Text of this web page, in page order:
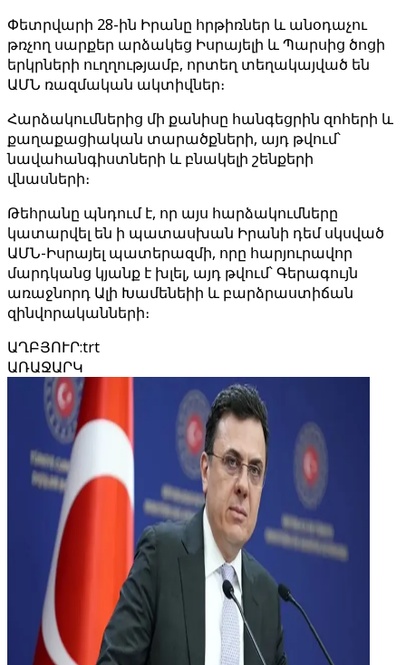
Փետրվարի 28-ին Իրանը հրթիռներ և անօդաչու
թռչող սարքեր արձակեց Իսրայելի և Պարսից ծոցի
երկրների ուղղությամբ, որտեղ տեղակայված են
ԱՄՆ ռազմական ակտիվներ։
Հարձակումներից մի քանիսը հանգեցրին զոհերի և
քաղաքացիական տարածքների, այդ թվում՝
նավահանգիստների և բնակելի շենքերի
վնասների։
Թեհրանը պնդում է, որ այս հարձակումները
կատարվել են ի պատասխան Իրանի դեմ սկսված
ԱՄՆ-Իսրայել պատերազմի, որը հարյուրավոր
մարդկանց կյանք է խլել, այդ թվում՝ Գերագույն
առաջնորդ Ալի Խամենեիի և բարձրաստիճան
զինվորականների։
ԱՂԲՅՈՒՐ:trt
ԱՌԱՋԱՐԿ